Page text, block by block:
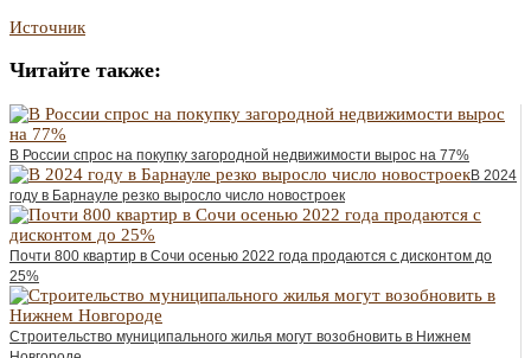
Источник
Читайте также:
В России спрос на покупку загородной недвижимости вырос на 77%
В 2024
году в Барнауле резко выросло число новостроек
Почти 800 квартир в Сочи осенью 2022 года продаются с дисконтом до
25%
Строительство муниципального жилья могут возобновить в Нижнем